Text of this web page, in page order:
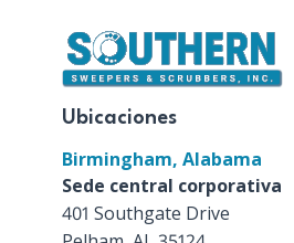
Ubicaciones
Birmingham, Alabama
Sede central corporativa
401 Southgate Drive